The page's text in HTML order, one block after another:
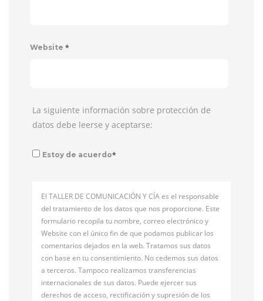
Website *
La siguiente información sobre protección de
datos debe leerse y aceptarse:
Estoy de acuerdo*
El TALLER DE COMUNICACIÓN Y CÍA es el responsable
del tratamiento de los datos que nos proporcione. Este
formulario recopila tu nombre, correo electrónico y
Website con el único fin de que podamos publicar los
comentarios dejados en la web. Tratamos sus datos
con base en tu consentimiento. No cedemos sus datos
a terceros. Tampoco realizamos transferencias
internacionales de sus datos. Puede ejercer sus
derechos de acceso, rectificación y supresión de los